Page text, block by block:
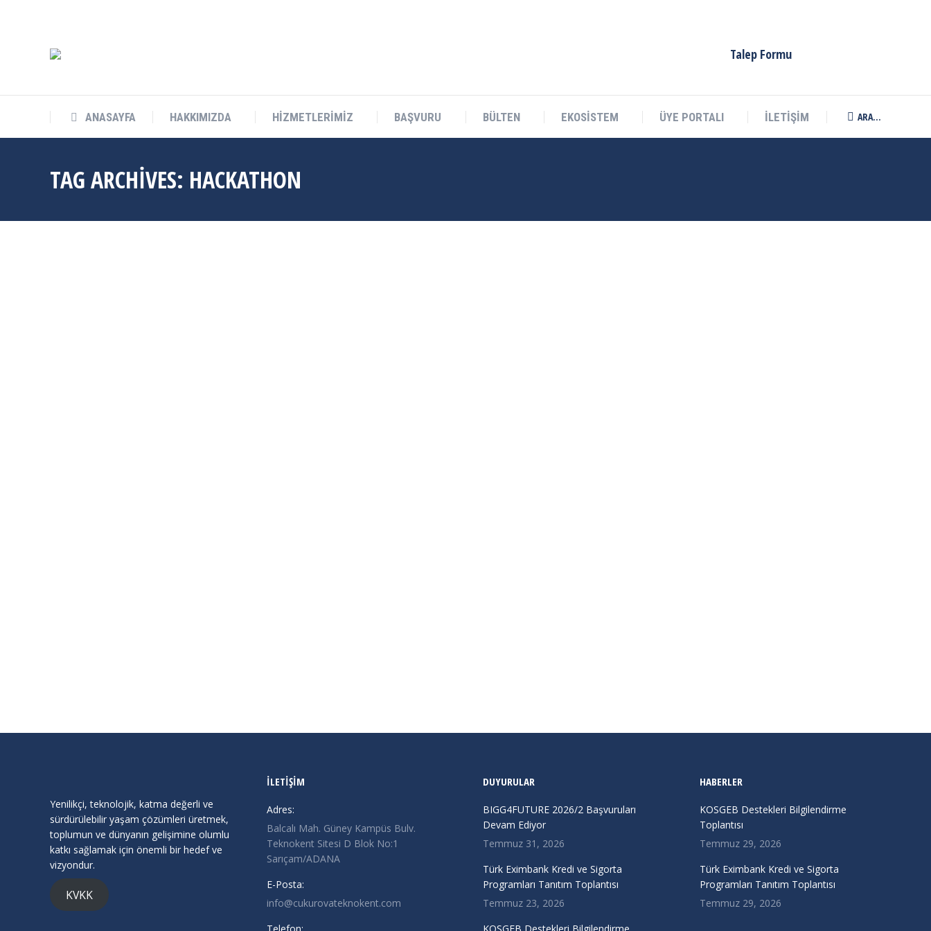
Talep Formu
ANASAYFA HAKKIMIZDA HİZMETLERİMİZ BAŞVURU BÜLTEN EKOSİSTEM ÜYE PORTALI İLETİŞİM Search:
ARA...
TAG ARCHIVES: HACKATHON
Yenilikçi, teknolojik, katma değerli ve
sürdürülebilir yaşam çözümleri üretmek,
toplumun ve dünyanın gelişimine olumlu
katkı sağlamak için önemli bir hedef ve
vizyondur.
KVKK
İLETİŞİM
Adres:
Balcalı Mah. Güney Kampüs Bulv.
Teknokent Sitesi D Blok No:1
Sarıçam/ADANA
E-Posta:
info@cukurovateknokent.com
DUYURULAR
BIGG4FUTURE 2026/2 Başvuruları
Devam Ediyor
Temmuz 31, 2026
Türk Eximbank Kredi ve Sigorta
Programları Tanıtım Toplantısı
Temmuz 23, 2026
HABERLER
KOSGEB Destekleri Bilgilendirme
Toplantısı
Temmuz 29, 2026
Türk Eximbank Kredi ve Sigorta
Programları Tanıtım Toplantısı
Temmuz 29, 2026